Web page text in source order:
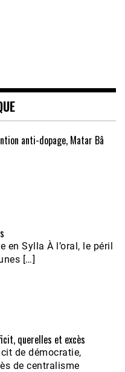
anti-dopage, Matar Bâ
en Sylla À l’oral, le péril
[…]
querelles et excès
de démocratie,
de centralisme